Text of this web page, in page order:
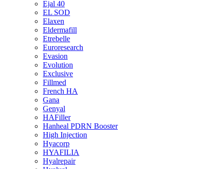
Ejal 40
EL SOD
Elaxen
Eldermafill
Etrebelle
Euroresearch
Evasion
Evolution
Exclusive
Fillmed
French HA
Gana
Genyal
HAFiller
Hanheal PDRN Booster
High Injection
Hyacorp
HYAFILIA
Hyalrepair